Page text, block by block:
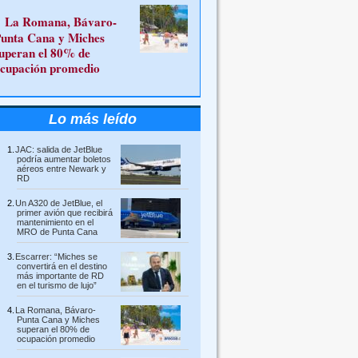
La Romana, Bávaro-
Cana y Miches
el 80% de
promedio
Lo más leído
JAC: salida de JetBlue
podría aumentar boletos
aéreos entre Newark y
RD
Un A320 de JetBlue, el
primer avión que recibirá
mantenimiento en el
MRO de Punta Cana
Escarrer: “Miches se
convertirá en el destino
más importante de RD
en el turismo de lujo”
La Romana, Bávaro-
Punta Cana y Miches
superan el 80% de
ocupación promedio